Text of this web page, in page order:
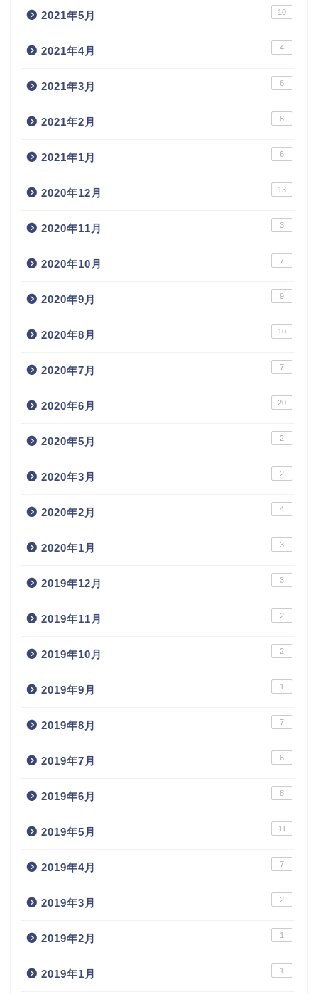
2021年5月 10
2021年4月 4
2021年3月 6
2021年2月 8
2021年1月 6
2020年12月 13
2020年11月 3
2020年10月 7
2020年9月 9
2020年8月 10
2020年7月 7
2020年6月 20
2020年5月 2
2020年3月 2
2020年2月 4
2020年1月 3
2019年12月 3
2019年11月 2
2019年10月 2
2019年9月 1
2019年8月 7
2019年7月 6
2019年6月 8
2019年5月 11
2019年4月 7
2019年3月 2
2019年2月 1
2019年1月 1